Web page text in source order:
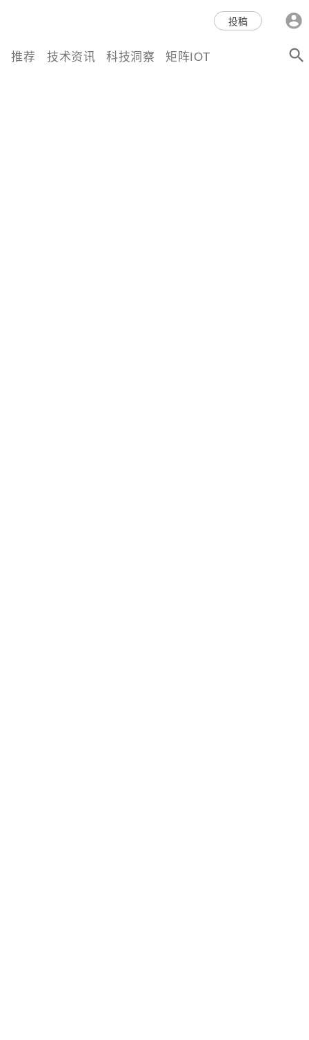
科技互联网,科技,资讯,动态,洞
察,量子,计算,AI,人工智能,机器
投稿
推荐 技术资讯 科技洞察 矩阵IOT